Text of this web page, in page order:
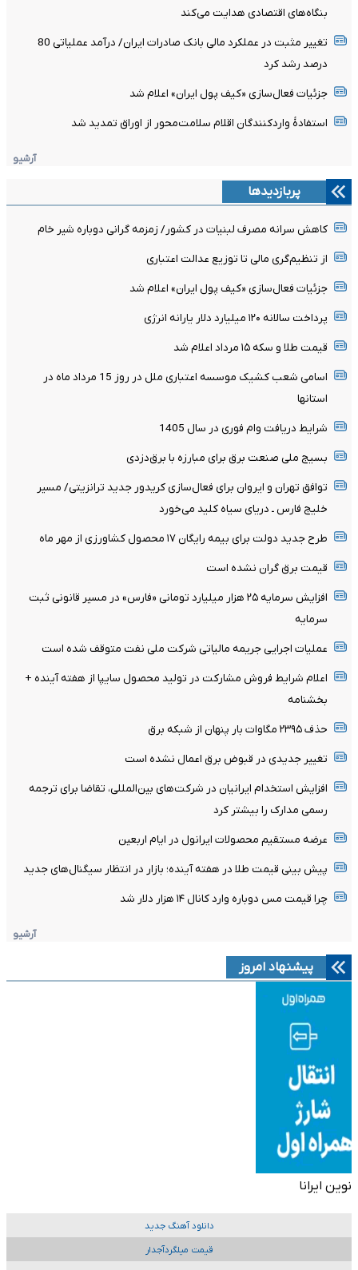
بنگاه‌های اقتصادی هدایت می‌کند
تغییر مثبت در عملکرد مالی بانک صادرات ایران/ درآمد عملیاتی 80
درصد رشد کرد
جزئیات فعال‌سازی «کیف پول ایران» اعلام شد
استفادۀ واردکنندگان اقلام سلامت‌محور از اوراق تمدید شد
آرشیو
پربازدیدها
کاهش سرانه مصرف لبنیات در کشور/ زمزمه گرانی دوباره شیر خام
از تنظیم‌گری مالی تا توزیع عدالت اعتباری
جزئیات فعال‌سازی «کیف پول ایران» اعلام شد
پرداخت سالانه ۱۲۰ میلیارد دلار یارانه انرژی
قیمت طلا و سکه ۱۵ مرداد اعلام شد
اسامی شعب کشیک موسسه اعتباری ملل در روز 15 مرداد ماه در
استانها
شرایط دریافت وام فوری در سال 1405
بسیج ملی صنعت برق برای مبارزه با برق‌دزدی
توافق تهران و ایروان برای فعال‌سازی کریدور جدید ترانزیتی/ مسیر
خلیج فارس ـ دریای سیاه کلید می‌خورد
طرح جدید دولت برای بیمه رایگان ۱۷ محصول کشاورزی از مهر ماه
قیمت برق گران نشده است
افزایش سرمایه ۲۵ هزار میلیارد تومانی «فارس» در مسیر قانونی ثبت
سرمایه
عملیات اجرایی جریمه مالیاتی شرکت ملی نفت متوقف شده است
اعلام شرایط فروش مشارکت در تولید محصول سایپا از هفته آینده +
بخشنامه
حذف ۲۳۹۵ مگاوات بار پنهان از شبکه برق
تغییر جدیدی در قبوض برق اعمال نشده است
افزایش استخدام ایرانیان در شرکت‌های بین‌المللی، تقاضا برای ترجمه
رسمی مدارک را بیشتر کرد
عرضه مستقیم محصولات ایرانول در ایام اربعین
پیش بینی قیمت طلا در هفته آینده؛ بازار در انتظار سیگنال‌های جدید
چرا قیمت مس دوباره وارد کانال ۱۴ هزار دلار شد
آرشیو
پیشنهاد امروز
نوین ایرانا
دانلود آهنگ جدید
قیمت میلگردآجدار